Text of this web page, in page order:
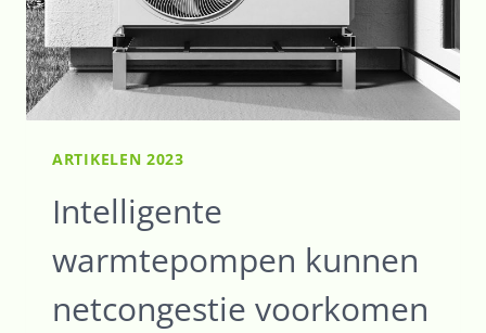
ARTIKELEN 2023
Intelligente
warmtepompen kunnen
netcongestie voorkomen